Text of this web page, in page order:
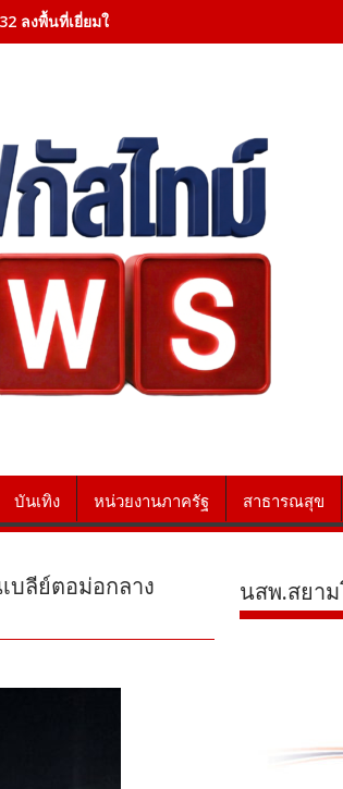
ลงพื้นที่เยี่ยมให้กำลังใจผู้ป่วยในพระบรมราชานุเค
บันเทิง หน่วยงานภาครัฐ สาธารณสุข
บลีย์ตอม่อกลาง
นสพ.สยา